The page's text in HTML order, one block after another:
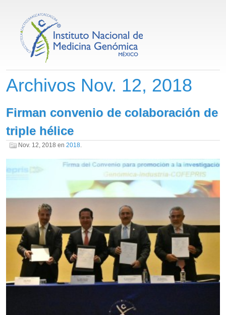
Archivos Nov. 12, 2018
Firman convenio de colaboración de
triple hélice
Nov. 12, 2018 en 2018.